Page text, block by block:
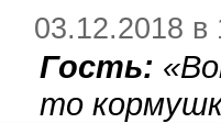
03.12.2018 в
Гость: «
то